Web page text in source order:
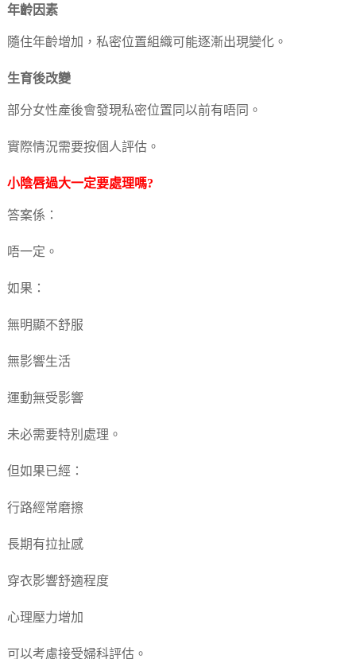
年齡因素
隨住年齡增加，私密位置組織可能逐漸出現變化。
生育後改變
部分女性產後會發現私密位置同以前有唔同。
實際情況需要按個人評估。
小陰唇過大一定要處理嗎?
答案係：
唔一定。
如果：
無明顯不舒服
無影響生活
運動無受影響
未必需要特別處理。
但如果已經：
行路經常磨擦
長期有拉扯感
穿衣影響舒適程度
心理壓力增加
可以考慮接受婦科評估。